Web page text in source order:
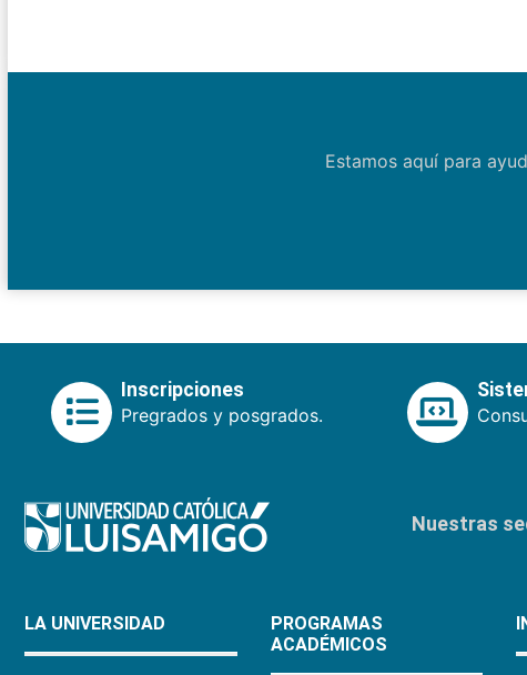
Estamos aquí para
Inscripciones
Pregrados y posgrados.
Nuestras
LA UNIVERSIDAD
PROGRAMAS
ACADÉMICOS